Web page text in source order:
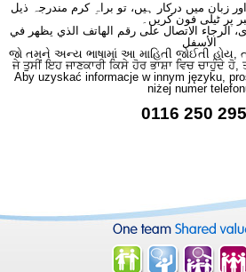
زبان میں درکار ہیں، تو براہِ کرم مندرجہ ذیل
پر ٹیلی فون کریں۔
الرجاء الاتصال على رقم الهاتف الذي يظهر في
الأسفل
જો તમને અન્ય ભાષામાં આ માહિતી જોઈતી હોય,
ਜੇ ਤੁਸੀਂ ਇਹ ਜਾਣਕਾਰੀ ਕਿਸੇ ਹੋਰ ਭਾਸ਼ਾ ਵਿਚ ਚਾਹੁੰਦੇ
Aby uzyskać informacje w innym języku,
niżej numer
0116 250